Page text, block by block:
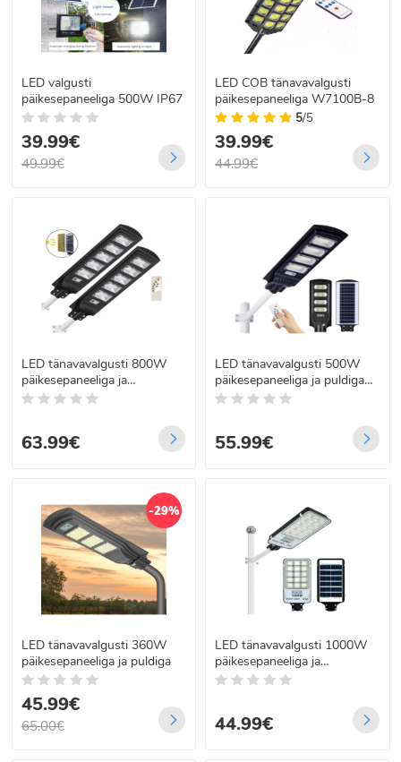
LED valgusti
päikesepaneeliga 500W IP67
39.99€
49.99€
LED COB tänavavalgusti
päikesepaneeliga W7100B-8
5/5
39.99€
44.99€
LED tänavavalgusti 800W
päikesepaneeliga ja
kaugjuhtimispuldiga DK7062
63.99€
LED tänavavalgusti 500W
päikesepaneeliga ja puldiga
DK-7061
55.99€
-29%
LED tänavavalgusti 360W
päikesepaneeliga ja puldiga
45.99€
65.00€
LED tänavavalgusti 1000W
päikesepaneeliga ja
kaugjuhtimispuldiga SLWY-
44.99€